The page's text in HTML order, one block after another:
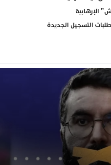
الإرهابية
التسجيل الجديدة